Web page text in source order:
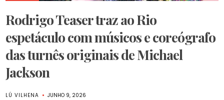
Rodrigo Teaser traz ao Rio
espetáculo com músicos e coreógrafo
das turnês originais de Michael
Jackson
LÚ VILHENA JUNHO 9, 2026